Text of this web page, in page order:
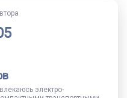
электро-